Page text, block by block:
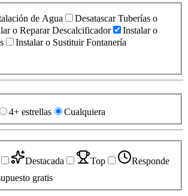
de Agua
Desatascar Tuberías o
o Reparar Descalcificador
Instalar o
Instalar o Sustituir Fontanería
4+ estrellas Cualquiera
Destacada Top
Responde
gratis